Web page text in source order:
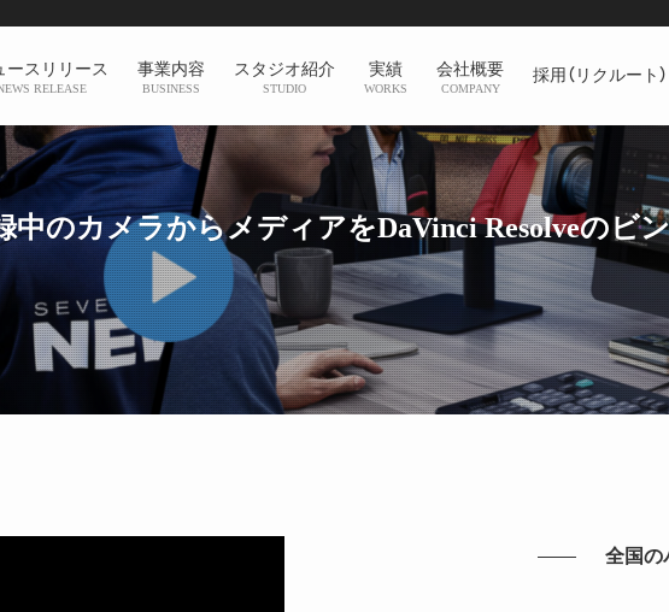
ースリリース
RELEASE
事業内容
BUSINESS
スタジオ紹介
STUDIO
実績
WORKS
会社概要
COMPANY
採用（リクルート）
中のカメラからメディアをDaVinci Resolveのビ
全国の